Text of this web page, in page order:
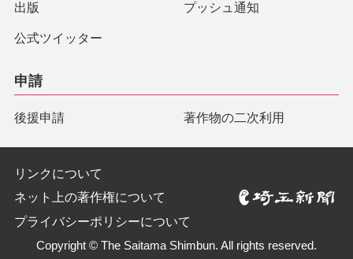
出版 プッシュ通知
公式ツイッター
申請
後援申請 著作物の二次利用
リンクについて
ネット上の著作権について
プライバシーポリシーについて
Copyright © The Saitama Shimbun. All rights reserved.